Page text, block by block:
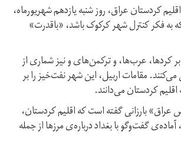
کردستان عراق، روز شنبه یازدهم شهریورماه،
به فکر کنترل شهر کرکوک باشد، «باقدرت»
کردها، عرب‌ها، و ترکمن‌های و نیز شماری از
مقامات اربیل، این شهر نفت‌خیز را بر
کردستان می‌دانند.
بارزانی گفته است که اقلیم کردستان،
گفت‌وگو با بغداد درباره‌ی مرزها از جمله